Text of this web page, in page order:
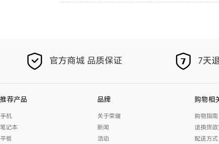
官方商城 品质保证 7天
推荐产品
手机
笔记本
平板
品牌
关于荣耀
新闻
活动
购物相
购物指南
退换货
配送方式